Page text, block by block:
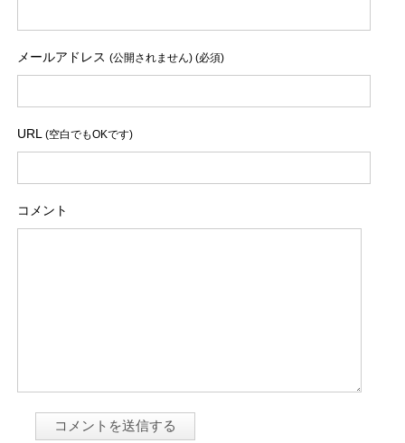
メールアドレス (公開されません) (必須)
URL (空白でもOKです)
コメント